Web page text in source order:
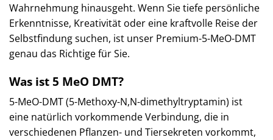
Wahrnehmung hinausgeht. Wenn Sie tiefe persönliche
Erkenntnisse, Kreativität oder eine kraftvolle Reise der
Selbstfindung suchen, ist unser Premium-5-MeO-DMT
genau das Richtige für Sie.
Was ist 5 MeO DMT?
5-MeO-DMT (5-Methoxy-N,N-dimethyltryptamin) ist
eine natürlich vorkommende Verbindung, die in
verschiedenen Pflanzen- und Tiersekreten vorkommt,